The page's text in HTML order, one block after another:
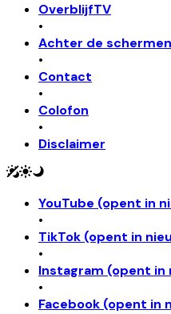
OverblijfTV
•
Achter de schermen
•
Contact
•
Colofon
•
Disclaimer
YouTube (opent in
•
TikTok (opent in
•
Instagram (opent in
•
Facebook (opent in